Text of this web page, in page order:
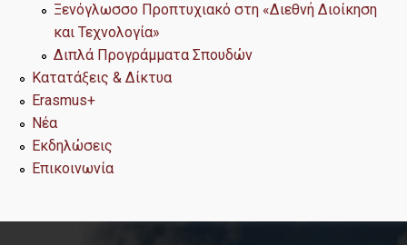
Ξενόγλωσσα Μεταπτυχιακά Προγράμματα
Ξενόγλωσσο Προπτυχιακό στη «Διεθνή Διοίκηση και
Τεχνολογία»
Ξενόγλωσσο Προπτυχιακό στη «Διεθνή Διοίκηση
και Τεχνολογία»
Διπλά Προγράμματα Σπουδών
Κατατάξεις & Δίκτυα
Erasmus+
Νέα
Εκδηλώσεις
Επικοινωνία